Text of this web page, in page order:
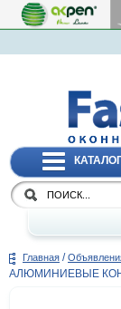
Главная /
АЛЮМИНИЕВЫЕ